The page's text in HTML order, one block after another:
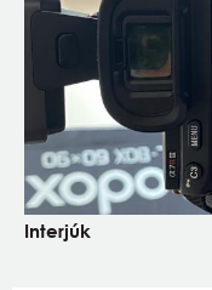
Interjúk